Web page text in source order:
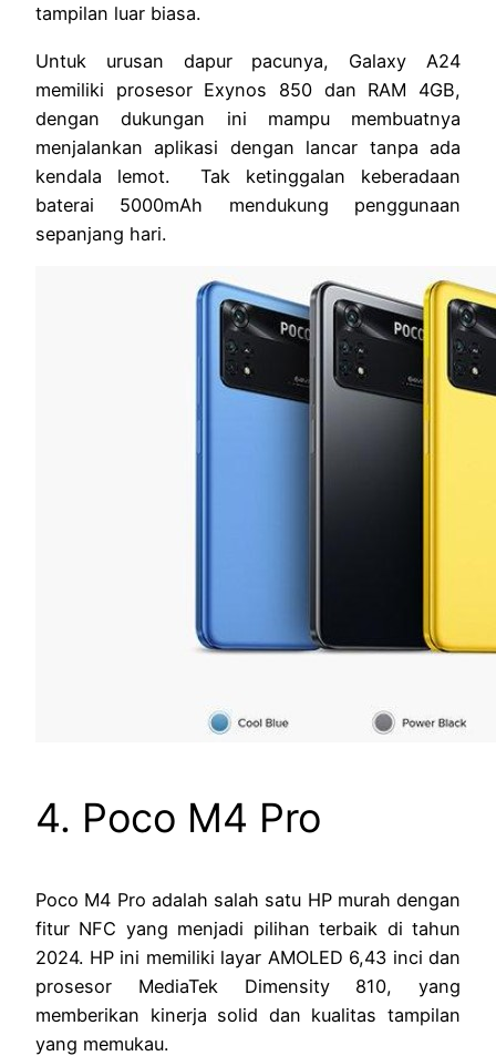
tampilan luar biasa.
Untuk urusan dapur pacunya, Galaxy A24
memiliki prosesor Exynos 850 dan RAM 4GB,
dengan dukungan ini mampu membuatnya
menjalankan aplikasi dengan lancar tanpa ada
kendala lemot. Tak ketinggalan keberadaan
baterai 5000mAh mendukung penggunaan
sepanjang hari.
4. Poco M4 Pro
Poco M4 Pro adalah salah satu HP murah dengan
fitur NFC yang menjadi pilihan terbaik di tahun
2024. HP ini memiliki layar AMOLED 6,43 inci dan
prosesor MediaTek Dimensity 810, yang
memberikan kinerja solid dan kualitas tampilan
yang memukau.